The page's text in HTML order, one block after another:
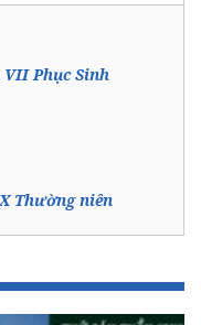
VII Phục Sinh
Thường niên